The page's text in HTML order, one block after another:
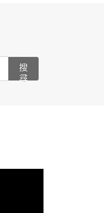
搜
尋